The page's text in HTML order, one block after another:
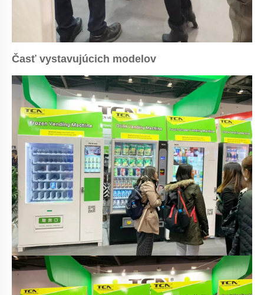
Časť vystavujúcich modelov